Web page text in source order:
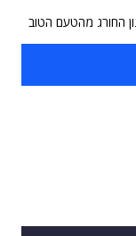
החורג מהטעם הטוב